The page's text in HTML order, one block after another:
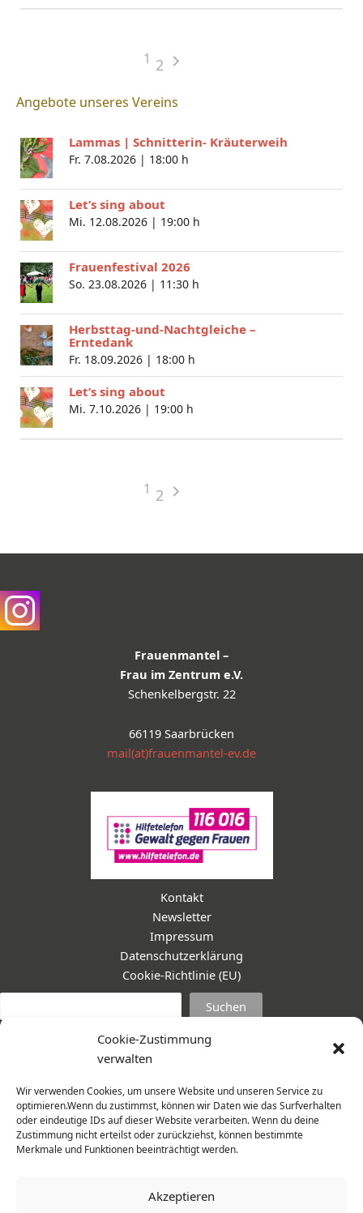
Cookie-Zustimmung
verwalten
Wir verwenden Cookies, um unsere Website und unseren Service zu
optimieren.Wenn du zustimmst, können wir Daten wie das Surfverhalten
oder eindeutige IDs auf dieser Website verarbeiten. Wenn du deine
Zustimmung nicht erteilst oder zurückziehst, können bestimmte
Merkmale und Funktionen beeinträchtigt werden.
Akzeptieren
1 2
Angebote unseres Vereins
Lammas | Schnitterin- Kräuterweih
Fr. 7.08.2026 | 18:00 h
Let’s sing about
Mi. 12.08.2026 | 19:00 h
Frauenfestival 2026
So. 23.08.2026 | 11:30 h
Herbsttag-und-Nachtgleiche –
Erntedank
Fr. 18.09.2026 | 18:00 h
Let’s sing about
Mi. 7.10.2026 | 19:00 h
1 2
Frauenmantel –
Frau im Zentrum e.V.
Schenkelbergstr. 22
66119 Saarbrücken
mail(at)frauenmantel-ev.de
Kontakt
Newsletter
Impressum
Datenschutzerklärung
Cookie-Richtlinie (EU)
Suchen